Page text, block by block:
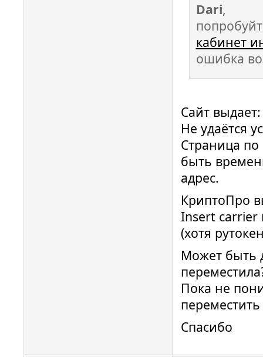
Dari,
кабинет
ошибка
Сайт выдает:
Не удаётся
Страница
быть
адрес.
КриптоПро
Insert carrier
(хотя
Может быть
Пока не
переместить
Спасибо